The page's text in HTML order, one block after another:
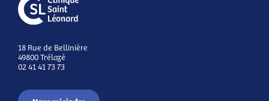
18 Rue de Bellinière
49800 Trélazé
02 41 41 73 73